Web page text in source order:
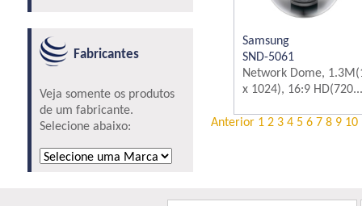
Fabricantes
Veja somente os produtos
de um fabricante.
Selecione abaixo:
Samsung
SND-5061
Network Dome,
x 1024), 16:9 HD(720...
Anterior 1 2 3 4 5 6 7 8 9 10